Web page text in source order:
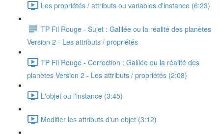
Les propriétés / attributs ou variables d'instance (6:23)
TP Fil Rouge - Sujet : Galilée ou la réalité des planètes
Version 2 - Les attributs / propriétés
TP Fil Rouge - Correction : Galilée ou la réalité des
planètes Version 2 - Les attributs / propriétés (2:08)
L'objet ou l'instance (3:45)
Modifier les attributs d'un objet (3:12)